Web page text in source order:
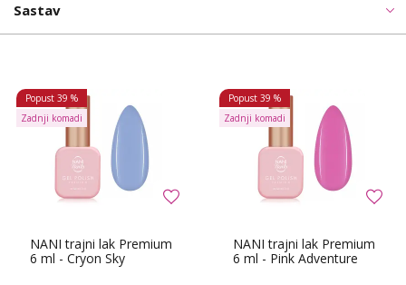
Sastav
NANI trajni lak Premium
6 ml - Cryon Sky
Popust 39 %
Zadnji komadi
NANI trajni lak Premium
6 ml - Pink Adventure
Popust 39 %
Zadnji komadi